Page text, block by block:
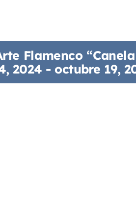
Flamenco
2024 - octubre 19,